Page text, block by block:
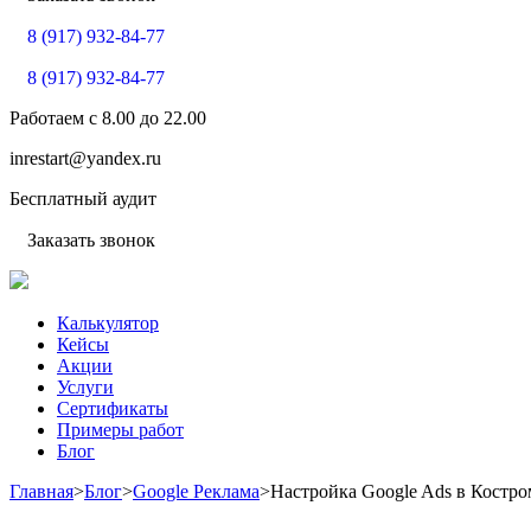
8 (917) 932-84-77
8 (917) 932-84-77
Работаем с 8.00 до 22.00
inrestart@yandex.ru
Бесплатный аудит
Заказать звонок
Калькулятор
Кейсы
Акции
Услуги
Сертификаты
Примеры работ
Блог
Главная>Блог>Google Реклама>Настройка Google Ads в